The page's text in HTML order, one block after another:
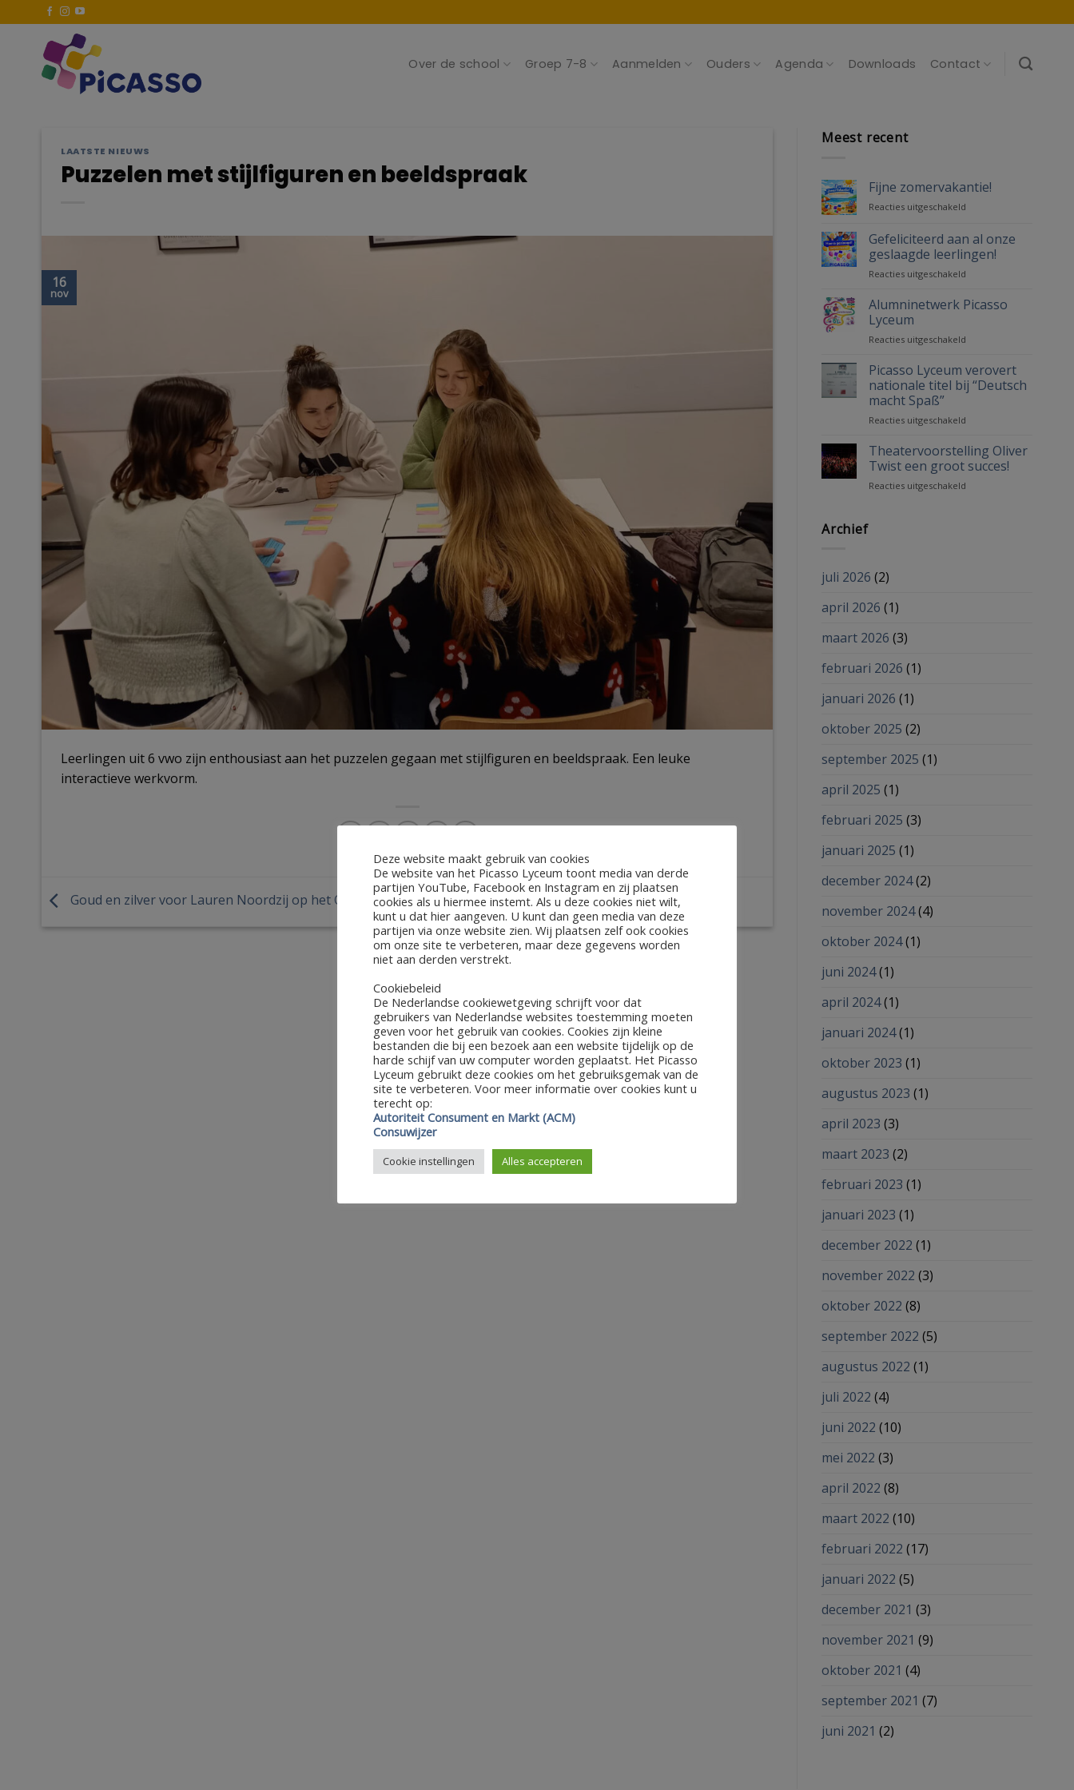
naar
Over de school Groep 7-8 Aanmelden Ouders Agenda Downloads Contact
LAATSTE NIEUWS
Puzzelen met stijlfiguren en beeldspraak
16
nov
Leerlingen uit 6 vwo zijn enthousiast aan het puzzelen gegaan met stijlfiguren en beeldspraak. Een leuke
interactieve werkvorm.
Goud en zilver voor Lauren Noordzij op het OZK turnen Gastlessen Marketing op het Picasso
Meest recent
Fijne zomervakantie!
Reacties uitgeschakeld
zomervakantie!
Gefeliciteerd aan al onze
geslaagde leerlingen!
Reacties uitgeschakeld
aan
al
Alumninetwerk Picasso
Lyceum
Reacties uitgeschakeld
Picasso
Lyceum
Picasso Lyceum verovert
nationale titel bij “Deutsch
macht Spaß”
Reacties uitgeschakeld
Lyceum
verovert
nationale
Theatervoorstelling Oliver
Twist een groot succes!
Reacties uitgeschakeld
Archief
juli 2026 (2)
april 2026 (1)
maart 2026 (3)
februari 2026 (1)
januari 2026 (1)
oktober 2025 (2)
september 2025 (1)
april 2025 (1)
februari 2025 (3)
januari 2025 (1)
december 2024(2)
november 2024(4)
oktober 2024(1)
juni 2024(1)
april 2024(1)
januari 2024(1)
oktober 2023 (1)
augustus 2023 (1)
april 2023 (3)
maart 2023 (2)
februari 2023 (1)
januari 2023 (1)
december 2022 (1)
november 2022 (3)
oktober 2022 (8)
september 2022 (5)
augustus 2022 (1)
juli 2022 (4)
juni 2022 (10)
mei 2022 (3)
april 2022 (8)
maart 2022 (10)
februari 2022 (17)
januari 2022 (5)
december 2021 (3)
november 2021 (9)
oktober 2021 (4)
september 2021 (7)
juni 2021 (2)
Deze website maakt gebruik van cookies
De website van het Picasso Lyceum toont media van derde
partijen YouTube, Facebook en Instagram en zij plaatsen
cookies als u hiermee instemt. Als u deze cookies niet wilt,
kunt u dat hier aangeven. U kunt dan geen media van deze
partijen via onze website zien. Wij plaatsen zelf ook cookies
om onze site te verbeteren, maar deze gegevens worden
niet aan derden verstrekt.
Cookiebeleid
De Nederlandse cookiewetgeving schrijft voor dat
gebruikers van Nederlandse websites toestemming moeten
geven voor het gebruik van cookies. Cookies zijn kleine
bestanden die bij een bezoek aan een website tijdelijk op de
harde schijf van uw computer worden geplaatst. Het Picasso
Lyceum gebruikt deze cookies om het gebruiksgemak van de
site te verbeteren. Voor meer informatie over cookies kunt u
terecht op:
Autoriteit Consument en Markt (ACM)
Consuwijzer
Cookie instellingen Alles accepteren